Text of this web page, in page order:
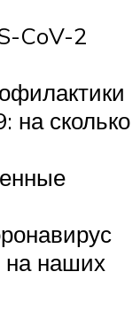
CoV-2
на сколько
на наших